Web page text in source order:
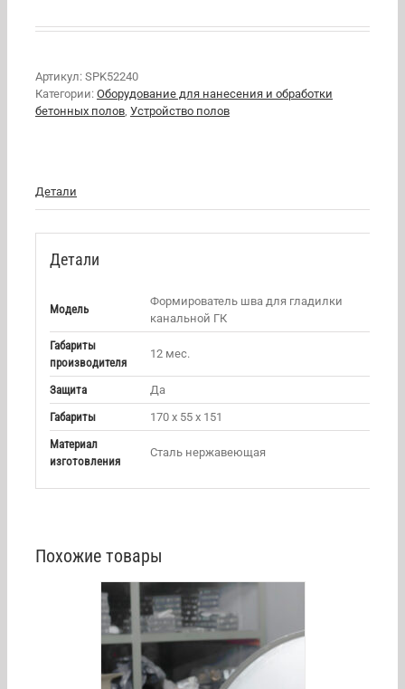
Артикул: SPK52240
Категории: Оборудование для нанесения и обработки
бетонных полов, Устройство полов
Детали
Детали
Модель
Формирователь шва для гладилки
канальной ГК
Габариты
производителя
12 мес.
Защита
Да
Габариты
170 х 55 х 151
Материал
изготовления
Сталь нержавеющая
Похожие товары